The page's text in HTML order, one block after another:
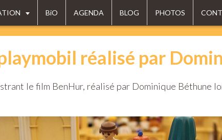
BiO AGENDA BLOG PHOTOS
réalisé par
le film BenHur, réalisé par Dominique Béthune